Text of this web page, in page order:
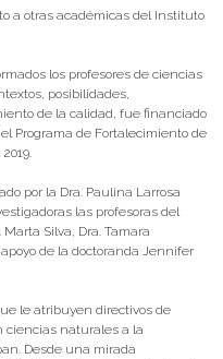
a otras académicas del Instituto
los profesores de ciencias
posibilidades,
de la calidad, fue financiado
Programa de Fortalecimiento de
por la Dra. Paulina Larrosa
las profesoras del
Silva, Dra. Tamara
de la doctoranda Jennifer
le atribuyen directivos de
ciencias naturales a la
Desde una mirada